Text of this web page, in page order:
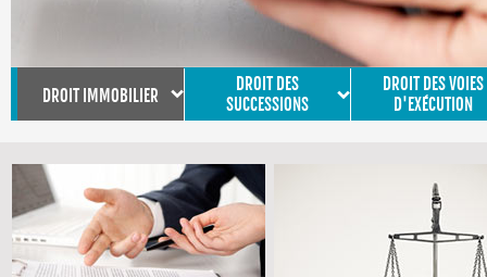
DROIT IMMOBILIER
DROIT DES
SUCCESSIONS
DROIT DES VOIES
D'EXÉCUTION